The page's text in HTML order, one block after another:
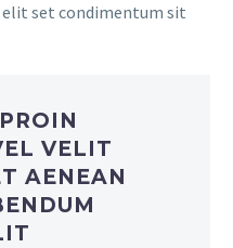
elit set condimentum sit
VELIT
AENEAN